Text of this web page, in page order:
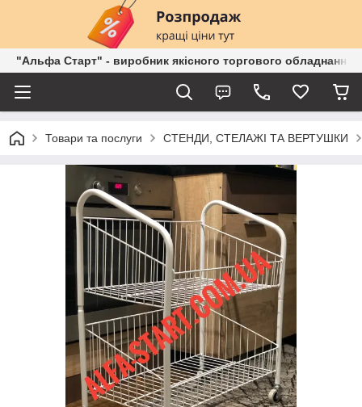
"Альфа Старт" - виробник якісного торгового обладнання
Товари та послуги СТЕНДИ, СТЕЛАЖІ ТА ВЕРТУШКИ